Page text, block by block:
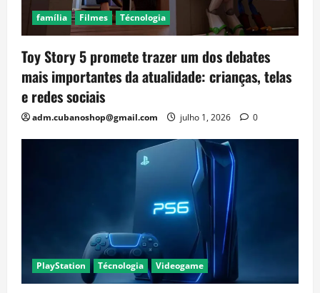
família Filmes Técnologia
Toy Story 5 promete trazer um dos debates
mais importantes da atualidade: crianças, telas
e redes sociais
adm.cubanoshop@gmail.com julho 1, 2026 0
PlayStation Técnologia Videogame